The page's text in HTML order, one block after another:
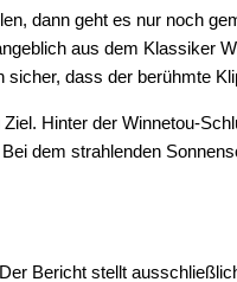
dann geht es nur noch
aus dem Klassiker
dass der berühmte
Hinter der Winnetou-
dem strahlenden
Bericht stellt